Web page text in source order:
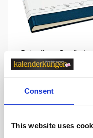
Consent
This website uses
Fotoalbum Semikolon
Classic Medium Marine
499 kr/st
Köp